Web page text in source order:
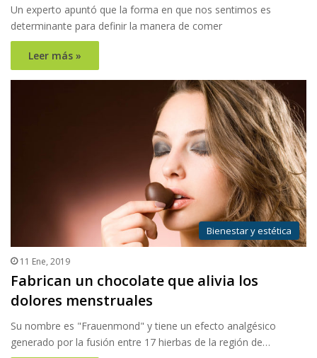
Un experto apuntó que la forma en que nos sentimos es
determinante para definir la manera de comer
Leer más »
Bienestar y estética
11 Ene, 2019
Fabrican un chocolate que alivia los
dolores menstruales
Su nombre es "Frauenmond" y tiene un efecto analgésico
generado por la fusión entre 17 hierbas de la región de…